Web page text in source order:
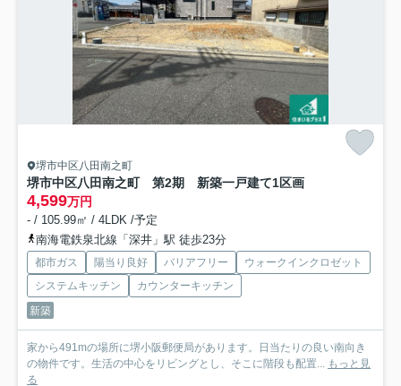
堺市中区八田南之町
堺市中区八田南之町 第2期 新築一戸建て1区画
4,599万円
- / 105.99㎡ / 4LDK /予定
南海電鉄泉北線「深井」駅 徒歩23分
都市ガス 陽当り良好 バリアフリー
ウォークインクロゼット
システムキッチン
カウンターキッチン
新築
家から491mの場所に堺小阪郵便局があります。日当たりの良い南向き
の物件です。生活の中心をリビングとし、そこに階段も配置... もっと見
る